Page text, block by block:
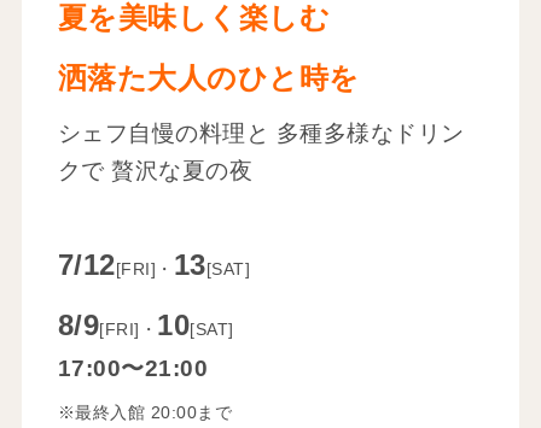
夏を美味しく楽しむ
洒落た大人のひと時を
シェフ自慢の料理と 多種多様なドリン
クで 贅沢な夏の夜
7/12[FRI]・ 13[SAT]
8/9[FRI]・ 10[SAT]
17:00〜21:00
※最終入館 20:00まで